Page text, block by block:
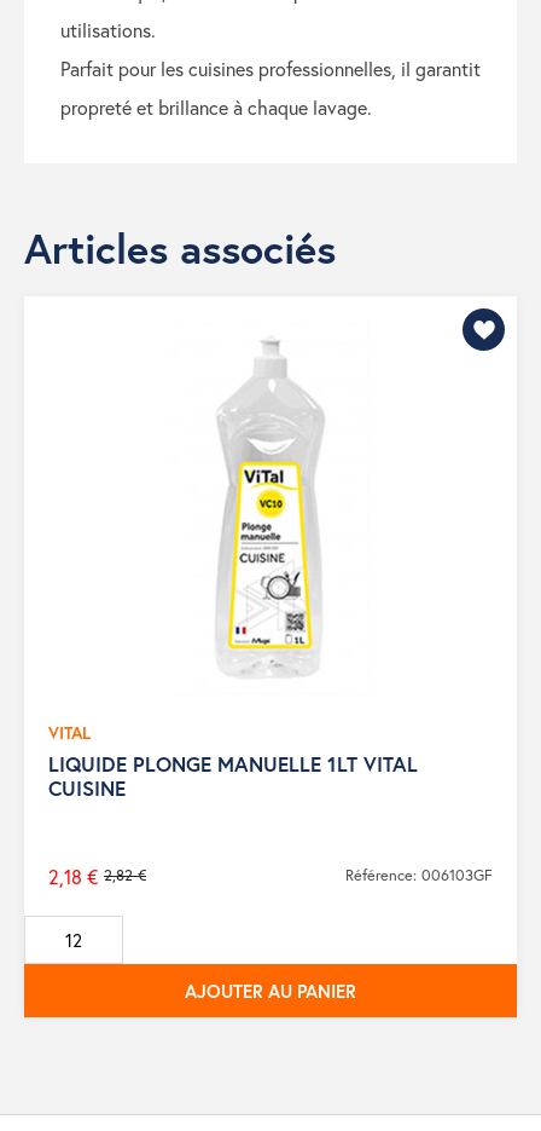
utilisations.
parfait pour les cuisines professionnelles, il garantit
propreté et brillance à chaque lavage.
Articles associés
VITAL
LIQUIDE PLONGE MANUELLE 1LT VITAL
CUISINE
Prix
de
base
2,82 €
2,18 € Référence: 006103GF
AJOUTER AU PANIER